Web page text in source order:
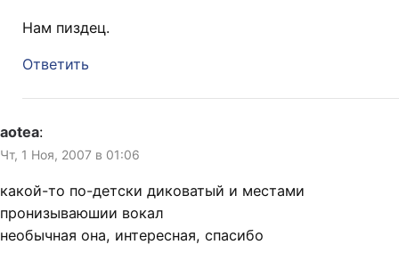
Нам пиздец.
Ответить
aotea:
Чт, 1 Ноя, 2007 в 01:06
какой-то по-детски диковатый и местами
пронизываюшии вокал
необычная она, интересная, спасибо